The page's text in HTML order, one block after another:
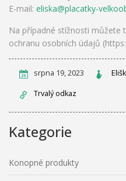
E-mail: eliska@placatky-
Na případné stížnosti můžete
ochranu osobních údajů
srpna 19, 2023
Trvalý odkaz
Kategorie
Konopné produkty